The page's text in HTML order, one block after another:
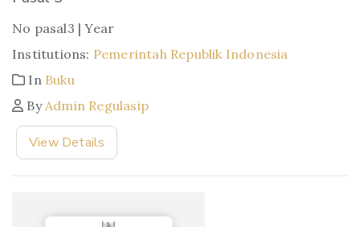
No pasal3 | Year
Institutions: Pemerintah Republik Indonesia
In Buku
ByAdmin Regulasip
View Details